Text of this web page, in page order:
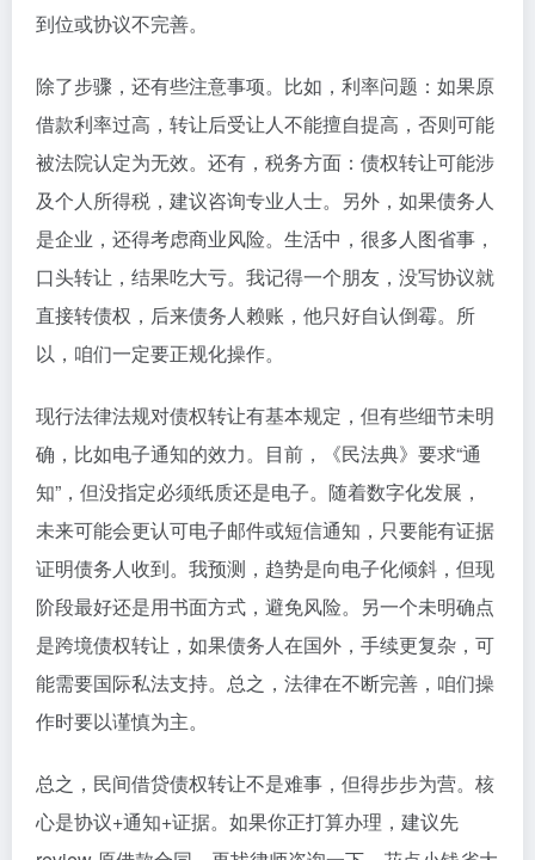
到位或协议不完善。
除了步骤，还有些注意事项。比如，利率问题：如果原
借款利率过高，转让后受让人不能擅自提高，否则可能
被法院认定为无效。还有，税务方面：债权转让可能涉
及个人所得税，建议咨询专业人士。另外，如果债务人
是企业，还得考虑商业风险。生活中，很多人图省事，
口头转让，结果吃大亏。我记得一个朋友，没写协议就
直接转债权，后来债务人赖账，他只好自认倒霉。所
以，咱们一定要正规化操作。
现行法律法规对债权转让有基本规定，但有些细节未明
确，比如电子通知的效力。目前，《民法典》要求“通
知”，但没指定必须纸质还是电子。随着数字化发展，
未来可能会更认可电子邮件或短信通知，只要能有证据
证明债务人收到。我预测，趋势是向电子化倾斜，但现
阶段最好还是用书面方式，避免风险。另一个未明确点
是跨境债权转让，如果债务人在国外，手续更复杂，可
能需要国际私法支持。总之，法律在不断完善，咱们操
作时要以谨慎为主。
总之，民间借贷债权转让不是难事，但得步步为营。核
心是协议+通知+证据。如果你正打算办理，建议先